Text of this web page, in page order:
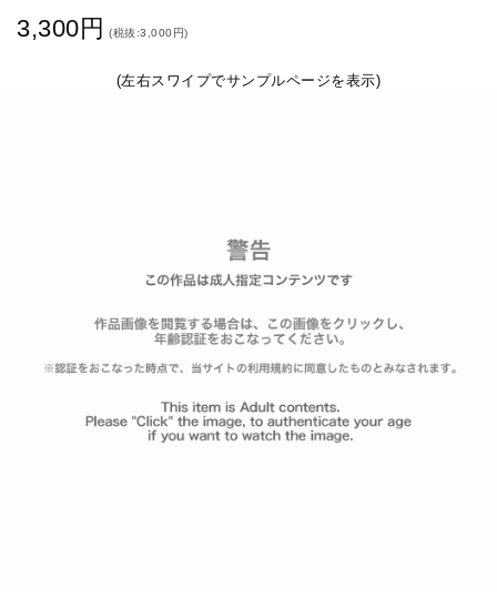
3,300円 (税抜:3,000円)
(左右スワイプでサンプルページを表示)